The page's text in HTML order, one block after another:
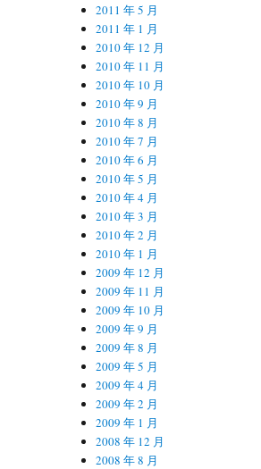
2011 年 5 月
2011 年 1 月
2010 年 12 月
2010 年 11 月
2010 年 10 月
2010 年 9 月
2010 年 8 月
2010 年 7 月
2010 年 6 月
2010 年 5 月
2010 年 4 月
2010 年 3 月
2010 年 2 月
2010 年 1 月
2009 年 12 月
2009 年 11 月
2009 年 10 月
2009 年 9 月
2009 年 8 月
2009 年 5 月
2009 年 4 月
2009 年 2 月
2009 年 1 月
2008 年 12 月
2008 年 8 月